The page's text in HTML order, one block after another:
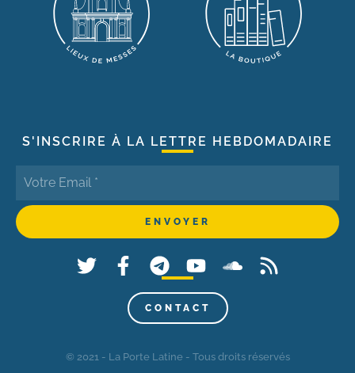
S'INSCRIRE À LA LETTRE HEBDOMADAIRE
CONTACT
© 2021 - La Porte Latine - Tous droits réservés